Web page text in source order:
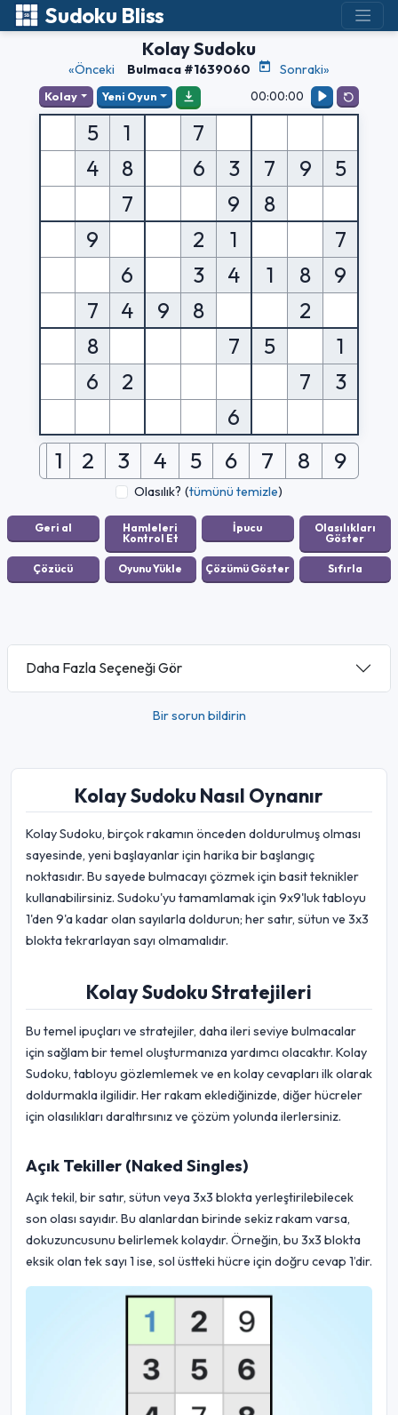
Sudoku Bliss
Kolay Sudoku
«Önceki Bulmaca #1639060 Sonraki»
Kolay Yeni Oyun 00:00:00
5 1
7
4
8 6 3 7 9
5
7
9
8
9
2 1
7
6
3 4 1 8
9
7
4 9 8
2
8
7 5
1
6
2 7
3
6
1 2 3 4 5 6 7 8 9
Olasılık? (tümünü temizle)
Daha Fazla Seçeneği Gör
Bir sorun bildirin
Kolay Sudoku Nasıl Oynanır
Kolay Sudoku, birçok rakamın önceden doldurulmuş olması
sayesinde, yeni başlayanlar için harika bir başlangıç
noktasıdır. Bu sayede bulmacayı çözmek için basit teknikler
kullanabilirsiniz. Sudoku'yu tamamlamak için 9x9'luk tabloyu
1'den 9'a kadar olan sayılarla doldurun; her satır, sütun ve 3x3
blokta tekrarlayan sayı olmamalıdır.
Kolay Sudoku Stratejileri
Bu temel ipuçları ve stratejiler, daha ileri seviye bulmacalar
için sağlam bir temel oluşturmanıza yardımcı olacaktır. Kolay
Sudoku, tabloyu gözlemlemek ve en kolay cevapları ilk olarak
doldurmakla ilgilidir. Her rakam eklediğinizde, diğer hücreler
için olasılıkları daraltırsınız ve çözüm yolunda ilerlersiniz.
Açık Tekiller (Naked Singles)
Açık tekil, bir satır, sütun veya 3x3 blokta yerleştirilebilecek
son olası sayıdır. Bu alanlardan birinde sekiz rakam varsa,
dokuzuncusunu belirlemek kolaydır. Örneğin, bu 3x3 blokta
eksik olan tek sayı 1 ise, sol üstteki hücre için doğru cevap 1’dir.